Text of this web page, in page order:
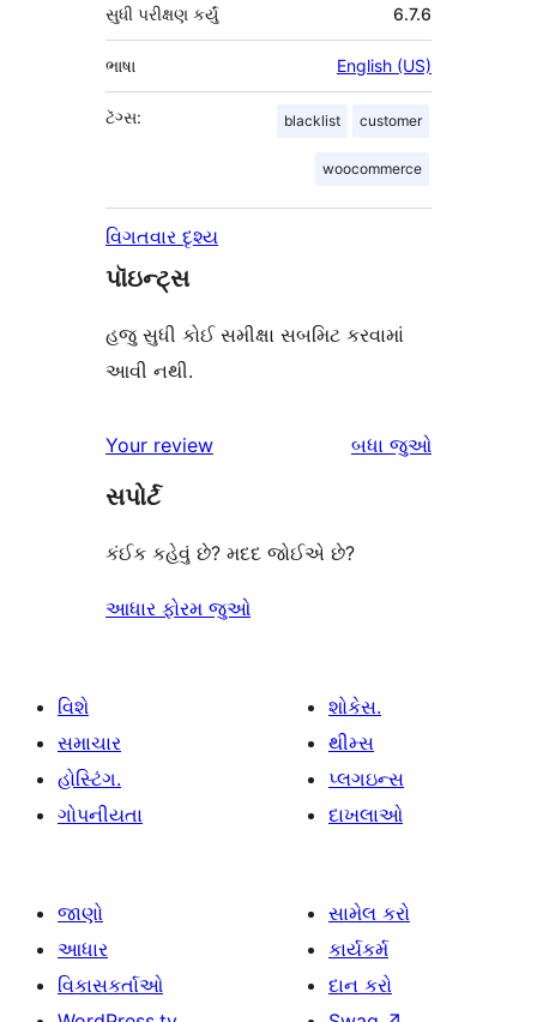
6.7.6
સુધી પરીક્ષણ કર્યું
ભાષા English (US)
ટૅગ્સ: blacklist customer
woocommerce
વિગતવાર દૃશ્ય
પૉઇન્ટ્સ
હજુ સુધી કોઈ સમીક્ષા સબમિટ કરવામાં
આવી નથી.
Your review બધા સમીક્ષાઓ
જુઓ
સપોર્ટ
કંઈક કહેવું છે? મદદ જોઈએ છે?
આધાર ફોરમ જુઓ
વિશે
સમાચાર
હોસ્ટિંગ.
ગોપનીયતા
શોકેસ.
થીમ્સ
પ્લગઇન્સ
દાખલાઓ
જાણો
આધાર
વિકાસકર્તાઓ
સામેલ કરો
કાર્યકર્મ
દાન કરો